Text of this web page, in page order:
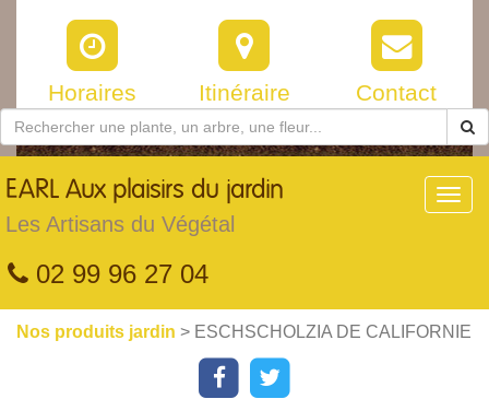
Horaires Itinéraire Contact
EARL Aux plaisirs du jardin
Les Artisans du Végétal
02 99 96 27 04
Nos produits jardin > ESCHSCHOLZIA DE CALIFORNIE